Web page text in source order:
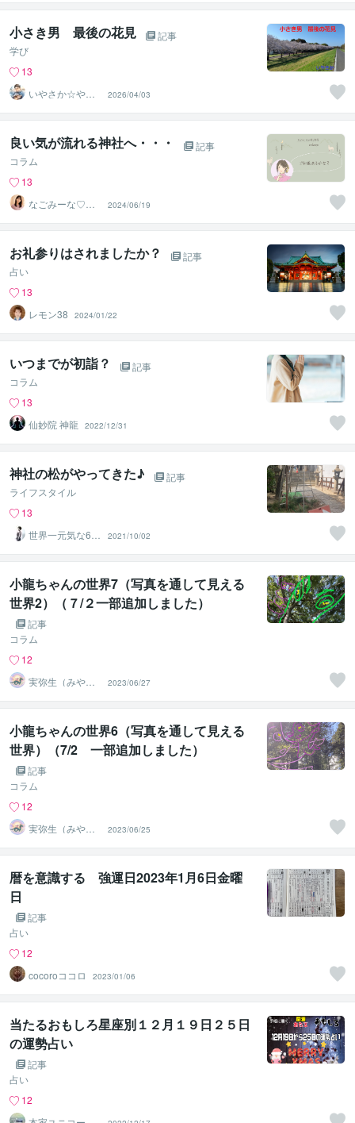
小さき男 最後の花見
記事
学び
13
いやさか☆やす
らぎの傾聴者
2026/04/03
良い気が流れる神社へ・・・
記事
コラム
13
なごみーな♡癒
し系心のサポー
ター
2024/06/19
お礼参りはされましたか？
記事
占い
13
レモン38
2024/01/22
いつまでが初詣？
記事
コラム
13
仙妙院 神龍
2022/12/31
神社の松がやってきた♪
記事
ライフスタイル
13
世界一元気な60
歳♪ 藤野もえ
2021/10/02
小龍ちゃんの世界7（写真を通して見える
世界2）（７/２一部追加しました）
記事
コラム
12
実弥生（みや
の）
2023/06/27
小龍ちゃんの世界6（写真を通して見える
世界）（7/2 一部追加しました）
記事
コラム
12
実弥生（みや
の）
2023/06/25
暦を意識する 強運日2023年1月6日金曜
日
記事
占い
12
cocoroココロ
2023/01/06
当たるおもしろ星座別１２月１９日２５日
の運勢占い
記事
占い
12